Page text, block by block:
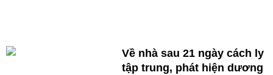
Về nhà sau 21 ngày cách ly
tập trung, phát hiện dương